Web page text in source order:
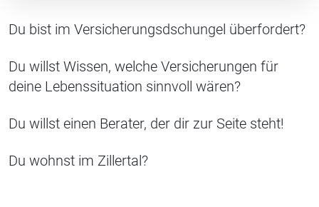
Du bist im Versicherungsdschungel überfordert?
Du willst Wissen, welche Versicherungen für
deine Lebenssituation sinnvoll wären?
Du willst einen Berater, der dir zur Seite steht!
Du wohnst im Zillertal?